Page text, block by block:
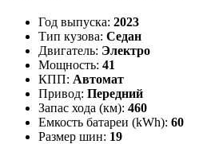
Год выпуска: 2023
Тип кузова: Седан
Двигатель: Электро
Мощность: 41
КПП: Автомат
Привод: Передний
Запас хода (км): 460
Емкость батареи (kWh): 60
Размер шин: 19